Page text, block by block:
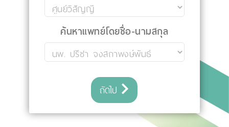
ค้นหาแพทย์โดยชื่อ-นามสกุล
ถัดไป